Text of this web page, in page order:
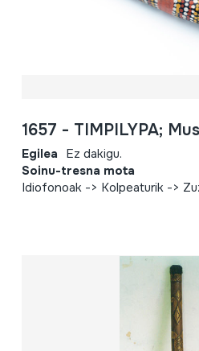
1657 - TIMPILYPA;
Egilea Ez dakigu.
Soinu-tresna mota
Idiofonoak -> Kolpeaturik ->